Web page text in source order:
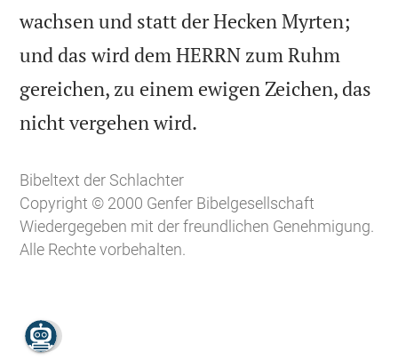
wachsen und statt der Hecken Myrten;
und das wird dem HERRN zum Ruhm
gereichen, zu einem ewigen Zeichen, das
nicht vergehen wird.
Bibeltext der Schlachter
Copyright © 2000 Genfer Bibelgesellschaft
Wiedergegeben mit der freundlichen Genehmigung.
Alle Rechte vorbehalten.